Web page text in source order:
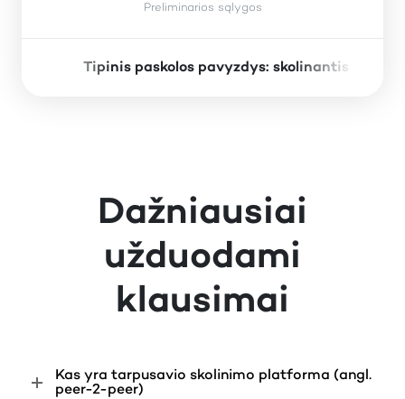
Fiksuotoji metinė palūkanų norma:
Vienkartinis sutarties sudarymo
Mėnesinis administravimo mokestis:
Jums pervedama paskolos suma:
Preliminarios sąlygos
Tipinis paskolos pavyzdys: skolinantis 1000
Dažniausiai
užduodami
klausimai
Kas yra tarpusavio skolinimo platforma (angl.
peer-2-peer)